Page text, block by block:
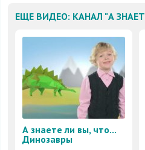
ЕЩЕ ВИДЕО: КАНАЛ "А
А знаете ли вы, что...
Динозавры